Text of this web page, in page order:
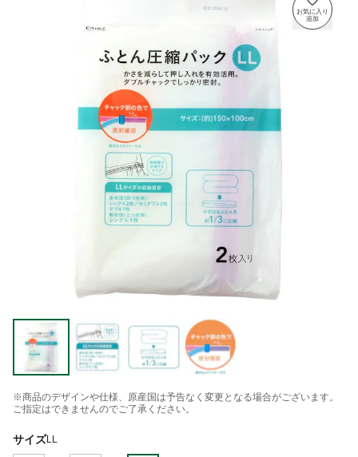
※商品のデザインや仕様、原産国は予告なく変更となる場合がございます。
ご指定はできませんのでご了承ください。
サイズLL